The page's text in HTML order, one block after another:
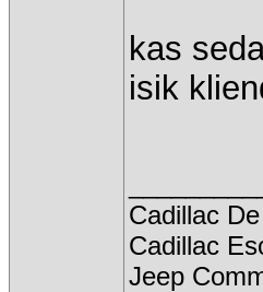
kas
isik
Cadillac
Cadillac
Jeep